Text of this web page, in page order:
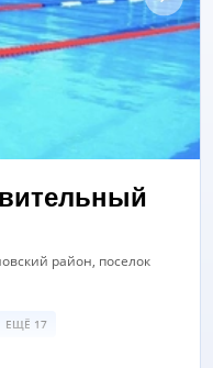
район, поселок
ЕЩЁ 17